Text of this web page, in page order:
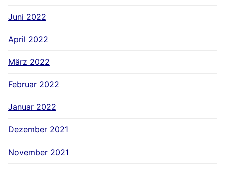
Juni 2022
April 2022
März 2022
Februar 2022
Januar 2022
Dezember 2021
November 2021